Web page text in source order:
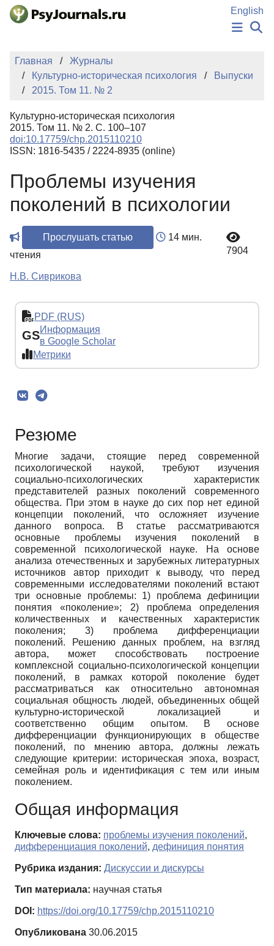
Перейти к основному содержанию
English
НОВОСТИ
КЛЮЧЕВЫЕ СЛОВА
Регистрация
Главная
Журналы
Культурно-историческая психология
Выпуски
2015. Том 11. № 2
Культурно-историческая психология
2015. Том 11. № 2. С. 100–107
doi:10.17759/chp.2015110210
ISSN: 1816-5435 / 2224-8935 (online)
Проблемы изучения
поколений в психологии
Прослушать статью
14 мин.
чтения
7904
Н.В. Сиврикова
PDF (RUS)
GSИнформация
в Google Scholar
Метрики
Резюме
Многие задачи, стоящие перед современной
психологической наукой, требуют изучения
социально-психологических характеристик
представителей разных поколений современного
общества. При этом в науке до сих пор нет единой
концепции поколений, что осложняет изучение
данного вопроса. В статье рассматриваются
основные проблемы изучения поколений в
современной психологической науке. На основе
анализа отечественных и зарубежных литературных
источников автор приходит к выводу, что перед
современными исследователями поколений встают
три основные проблемы: 1) проблема дефиниции
понятия «поколение»; 2) проблема определения
количественных и качественных характеристик
поколения; 3) проблема дифференциации
поколений. Решению данных проблем, на взгляд
автора, может способствовать построение
комплексной социально-психологической концепции
поколений, в рамках которой поколение будет
рассматриваться как относительно автономная
социальная общность людей, объединенных общей
культурно-исторической локализацией и
соответственно общим опытом. В основе
дифференциации функционирующих в обществе
поколений, по мнению автора, должны лежать
следующие критерии: историческая эпоха, возраст,
семейная роль и идентификация с тем или иным
поколением.
Общая информация
Ключевые слова: проблемы изучения поколений,
дифференциация поколений, дефиниция понятия
Рубрика издания: Дискуссии и дискурсы
Тип материала: научная статья
DOI: https://doi.org/10.17759/chp.2015110210
Опубликована 30.06.2015